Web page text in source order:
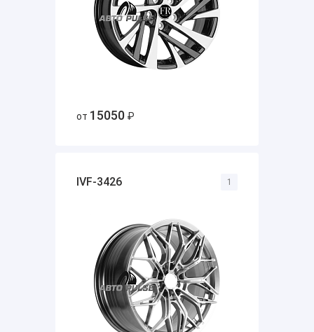
от 15050 ₽
IVF-3426 1